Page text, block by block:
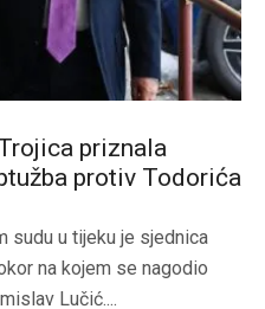
priznala
protiv Todorića
sudu u tijeku je sjednica
na kojem se nagodio
Lučić....